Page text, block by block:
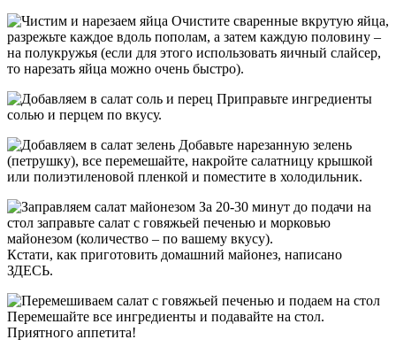
Очистите сваренные вкрутую яйца,
разрежьте каждое вдоль пополам, а затем каждую половину –
на полукружья (если для этого использовать яичный слайсер,
то нарезать яйца можно очень быстро).
Приправьте ингредиенты
солью и перцем по вкусу.
Добавьте нарезанную зелень
(петрушку), все перемешайте, накройте салатницу крышкой
или полиэтиленовой пленкой и поместите в холодильник.
За 20-30 минут до подачи на
стол заправьте салат с говяжьей печенью и морковью
майонезом (количество – по вашему вкусу).
Кстати, как приготовить домашний майонез, написано
ЗДЕСЬ.
Перемешайте все ингредиенты и подавайте на стол.
Приятного аппетита!